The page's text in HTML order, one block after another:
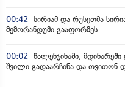
00:42
სირიამ და რუსეთმა
მემორანდუმი გააფორმეს
00:02
წალენჯიხაში,
შვილი გადაარჩინა და თვითონ